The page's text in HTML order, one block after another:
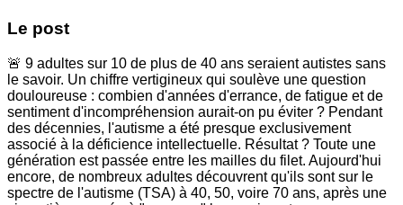
Le post
🚨 9 adultes sur 10 de plus de 40 ans seraient autistes sans
le savoir. Un chiffre vertigineux qui soulève une question
douloureuse : combien d'années d'errance, de fatigue et de
sentiment d'incompréhension aurait-on pu éviter ? Pendant
des décennies, l'autisme a été presque exclusivement
associé à la déficience intellectuelle. Résultat ? Toute une
génération est passée entre les mailles du filet. Aujourd'hui
encore, de nombreux adultes découvrent qu'ils sont sur le
spectre de l'autisme (TSA) à 40, 50, voire 70 ans, après une